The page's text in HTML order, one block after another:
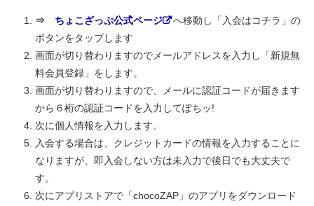
⇒ ちょこざっぷ公式ページ
へ移動し「入会はコチラ」の
ボタンをタップします
画面が切り替わりますのでメールアドレスを入力し「新規無
料会員登録」をします。
画面が切り替わりますので、メールに認証コードが届きます
から６桁の認証コードを入力してぽちッ!
次に個人情報を入力します。
入会する場合は、クレジットカードの情報を入力することに
なりますが、即入会しない方は未入力で後日でも大丈夫で
す。
次にアプリストアで「chocoZAP」のアプリをダウンロード